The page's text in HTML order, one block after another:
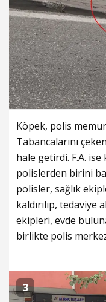
Köpek, polis
Tabancalarını
hale getirdi. F.A.
polislerden birini
polisler, sağlık
kaldırılıp, tedaviye
ekipleri, evde
birlikte polis
3